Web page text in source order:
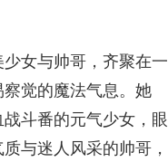
女与帅哥，齐聚在一
觉的魔法气息。她
斗番的元气少女，眼
与迷人风采的帅哥，